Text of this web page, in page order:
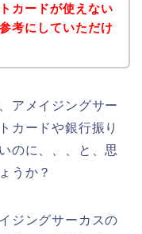
カードが使えない
考にしていただけ
アメイジングサー
カードや銀行振り
のに、、、と、思
うか？
ジングサーカスの